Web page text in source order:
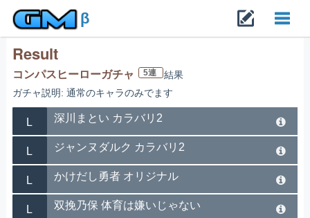
β
Result
コンパスヒーローガチャ 5連
結果
ガチャ説明: 通常のキャラのみでます
L 深川まとい カラバリ2
L ジャンヌダルク カラバリ2
L かけだし勇者 オリジナル
L 双挽乃保 体育は嫌いじゃない